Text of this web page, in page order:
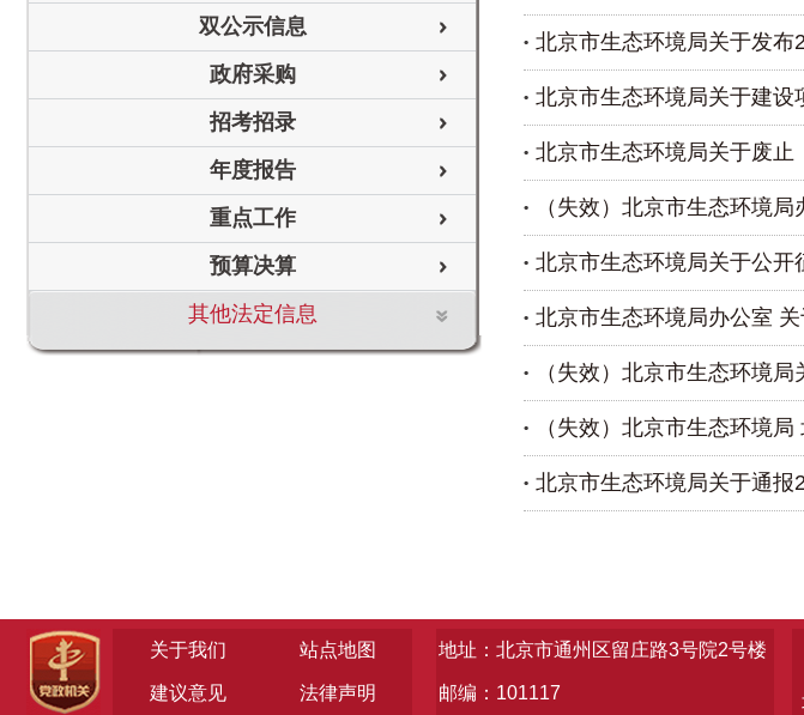
双公示信息
政府采购
招考招录
年度报告
重点工作
预算决算
其他法定信息
北京市生态环境局关于发布
北京市生态环境局关于建设
北京市生态环境局关于废止
（失效）北京市生态环境
北京市生态环境局关于公开
北京市生态环境局办公室
（失效）北京市生态环境
（失效）北京市生态环境
北京市生态环境局关于通报
关于我们 站点地图
建议意见 法律声明
地址：北京市通州区留庄路3号院2号楼
邮编：101117